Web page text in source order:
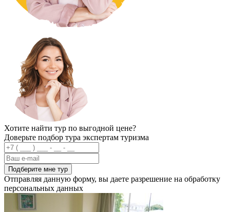
Хотите найти тур по выгодной цене?
Доверьте подбор тура экспертам туризма
Подберите мне тур
Отправляя данную форму, вы даете разрешение на обработку
персональных данных